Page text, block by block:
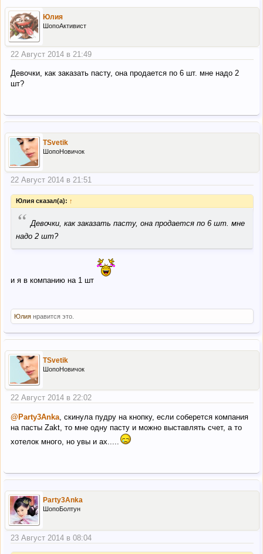
Юлия
ШопоАктивист
22 Август 2014 в 21:49
Девочки, как заказать пасту, она продается по 6 шт. мне надо 2
шт?
TSvetik
ШопоНовичок
22 Август 2014 в 21:51
Юлия сказал(а): ↑
“ Девочки, как заказать пасту, она продается по 6 шт. мне
надо 2 шт?
и я в компанию на 1 шт
Юлия нравится это.
TSvetik
ШопоНовичок
22 Август 2014 в 22:02
@Party3Anka , скинула пудру на кнопку, если соберется компания
на пасты Zakt, то мне одну пасту и можно выставлять счет, а то
хотелок много, но увы и ах.....
Party3Anka
ШопоБолтун
23 Август 2014 в 08:04